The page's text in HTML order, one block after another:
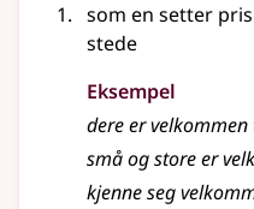
som en setter
stede
Eksempel
dere ervelkommen
små og store er
kjenne seg